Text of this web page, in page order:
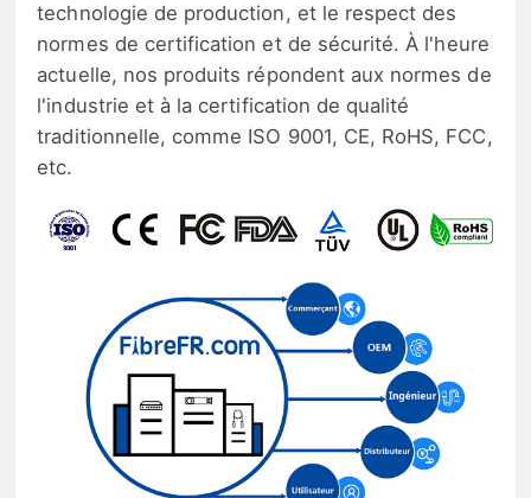
technologie de production, et le respect des
normes de certification et de sécurité. À l'heure
actuelle, nos produits répondent aux normes de
l'industrie et à la certification de qualité
traditionnelle, comme ISO 9001, CE, RoHS, FCC,
etc.